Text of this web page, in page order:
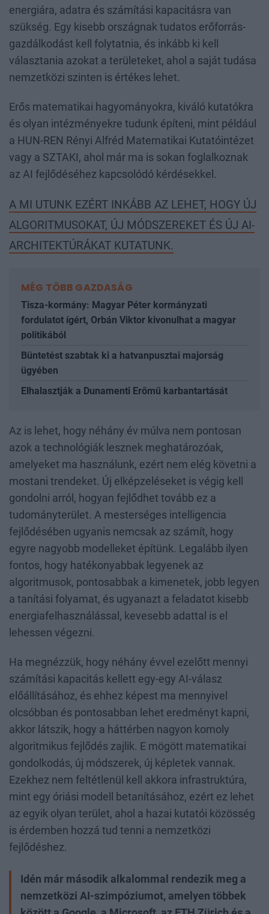
energiára, adatra és számítási kapacitásra van
szükség. Egy kisebb országnak tudatos erőforrás-
gazdálkodást kell folytatnia, és inkább ki kell
választania azokat a területeket, ahol a saját tudása
nemzetközi szinten is értékes lehet.
Erős matematikai hagyományokra, kiváló kutatókra
és olyan intézményekre tudunk építeni, mint például
a HUN-REN Rényi Alfréd Matematikai Kutatóintézet
vagy a SZTAKI, ahol már ma is sokan foglalkoznak
az AI fejlődéséhez kapcsolódó kérdésekkel.
A MI UTUNK EZÉRT INKÁBB AZ LEHET, HOGY ÚJ
ALGORITMUSOKAT, ÚJ MÓDSZEREKET ÉS ÚJ AI-
ARCHITEKTÚRÁKAT KUTATUNK.
MÉG TÖBB GAZDASÁG
Tisza-kormány: Magyar Péter kormányzati
fordulatot ígért, Orbán Viktor kivonulhat a magyar
politikából
Büntetést szabtak ki a hatvanpusztai majorság
ügyében
Elhalasztják a Dunamenti Erőmű karbantartását
Az is lehet, hogy néhány év múlva nem pontosan
azok a technológiák lesznek meghatározóak,
amelyeket ma használunk, ezért nem elég követni a
mostani trendeket. Új elképzeléseket is végig kell
gondolni arról, hogyan fejlődhet tovább ez a
tudományterület. A mesterséges intelligencia
fejlődésében ugyanis nemcsak az számít, hogy
egyre nagyobb modelleket építünk. Legalább ilyen
fontos, hogy hatékonyabbak legyenek az
algoritmusok, pontosabbak a kimenetek, jobb legyen
a tanítási folyamat, és ugyanazt a feladatot kisebb
energiafelhasználással, kevesebb adattal is el
lehessen végezni.
Ha megnézzük, hogy néhány évvel ezelőtt mennyi
számítási kapacitás kellett egy-egy AI-válasz
előállításához, és ehhez képest ma mennyivel
olcsóbban és pontosabban lehet eredményt kapni,
akkor látszik, hogy a háttérben nagyon komoly
algoritmikus fejlődés zajlik. E mögött matematikai
gondolkodás, új módszerek, új képletek vannak.
Ezekhez nem feltétlenül kell akkora infrastruktúra,
mint egy óriási modell betanításához, ezért ez lehet
az egyik olyan terület, ahol a hazai kutatói közösség
is érdemben hozzá tud tenni a nemzetközi
fejlődéshez.
Idén már második alkalommal rendezik meg a
nemzetközi AI-szimpóziumot, amelyen többek